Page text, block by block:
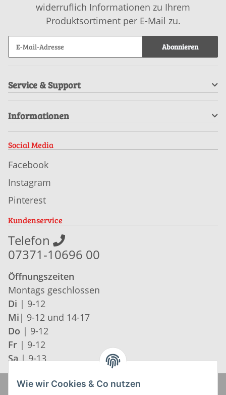
widerruflich Informationen zu Ihrem
Produktsortiment per E-Mail zu.
Abonnieren
Service & Support
Informationen
Social Media
Facebook
Instagram
Pinterest
Kundenservice
Telefon
07371-10696 00
Öffnungszeiten
Montags geschlossen
Di | 9-12
Mi | 9-12 und 14-17
Do | 9-12
Fr | 9-12
Sa | 9-13
Wie wir Cookies & Co nutzen